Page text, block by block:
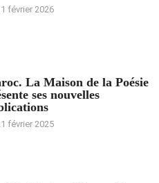
février 2026
La Maison de la Poésie
ses nouvelles
février 2025